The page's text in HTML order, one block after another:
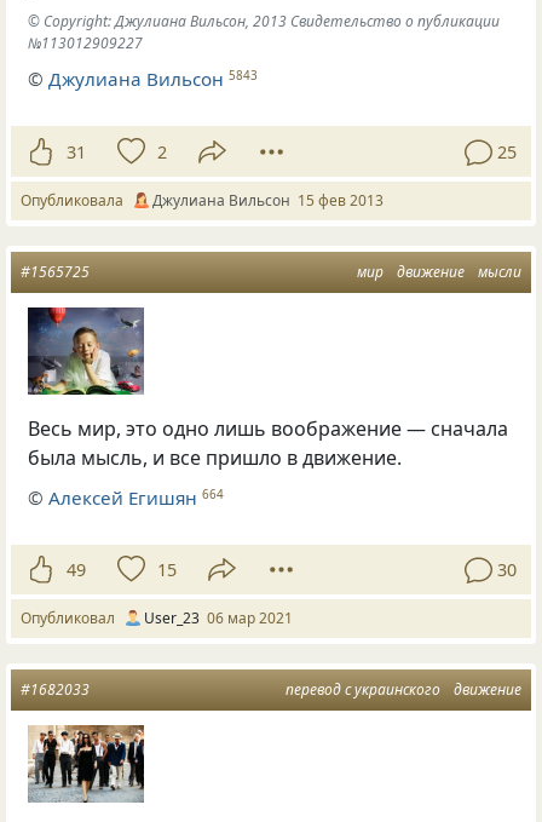
© Copyright: Джулиана Вильсон, 2013 Свидетельство о публикации
№113012909227
©Джулиана Вильсон 5843
31 2 25
Опубликовала Джулиана Вильсон 15 фев 2013
мир движение мысли
#1565725
Весь мир, это одно лишь воображение — сначала
была мысль, и все пришло в движение.
©Алексей Егишян 664
49 15 30
Опубликовал User_23 06 мар 2021
перевод с украинского движение
#1682033